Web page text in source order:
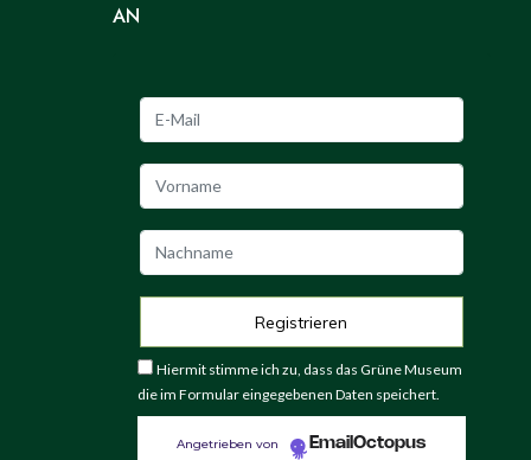
AN
Hiermit stimme ich zu, dass das Grüne Museum
die im Formular eingegebenen Daten speichert.
Angetrieben von EmailOctopus